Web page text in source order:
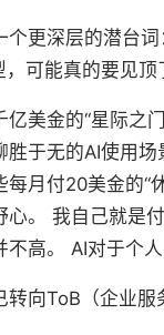
个更深层的潜台
可能真的要见顶
美金的“星际之
胜于无的AI使用场
每月付20美金的“
心。 我自己就是
高。 AI对于个人
转向ToB（企业服